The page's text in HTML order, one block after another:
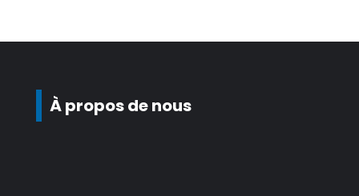
À propos de nous